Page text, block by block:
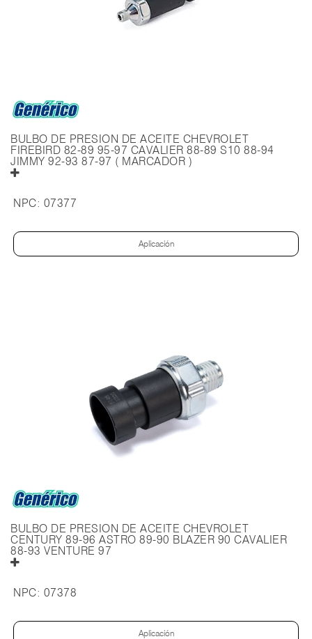
BULBO DE PRESION DE ACEITE CHEVROLET
FIREBIRD 82-89 95-97 CAVALIER 88-89 S10 88-94
JIMMY 92-93 87-97 ( MARCADOR )
NPC: 07377
Aplicación
BULBO DE PRESION DE ACEITE CHEVROLET
CENTURY 89-96 ASTRO 89-90 BLAZER 90 CAVALIER
88-93 VENTURE 97
NPC: 07378
Aplicación